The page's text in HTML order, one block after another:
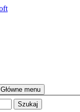
Główne menu